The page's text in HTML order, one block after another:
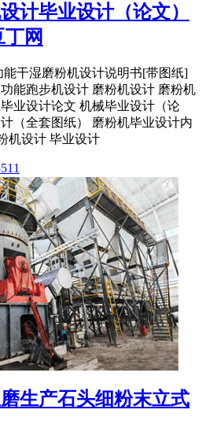
计毕业设计（论文）
丁网
能干湿磨粉机设计说明书[带图纸]
能跑步机设计 磨粉机设计 磨粉机
业设计论文 机械毕业设计（论
（全套图纸） 磨粉机毕业设计内
机设计 毕业设计
生产石头细粉末立式